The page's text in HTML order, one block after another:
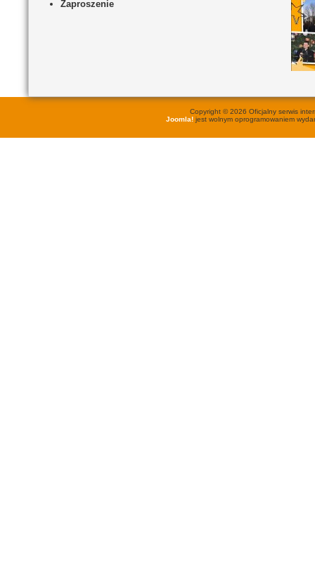
Zaproszenie
Copyright © 2026 Oficjalny serwis
Joomla!jest wolnym oprogramowaniem